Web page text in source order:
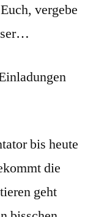
vergebe
bis heute
die
geht